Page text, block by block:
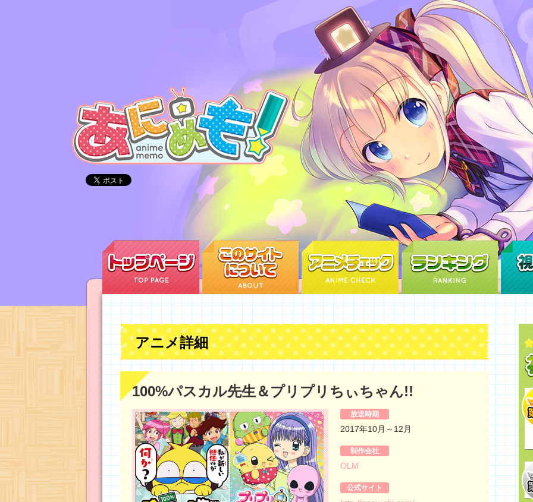
アニメ詳細
100%パスカル先生＆プリプリちぃちゃん!!
放送時期
2017年10月～12月
制作会社
OLM
公式サイト